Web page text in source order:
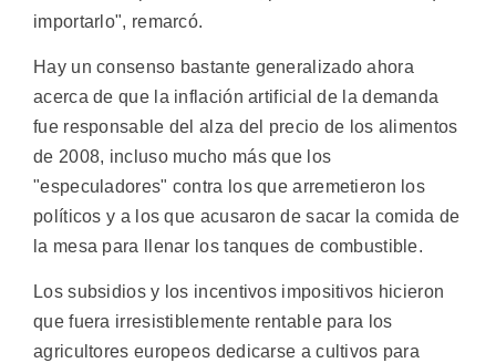
importarlo", remarcó.
Hay un consenso bastante generalizado ahora
acerca de que la inflación artificial de la demanda
fue responsable del alza del precio de los alimentos
de 2008, incluso mucho más que los
"especuladores" contra los que arremetieron los
políticos y a los que acusaron de sacar la comida de
la mesa para llenar los tanques de combustible.
Los subsidios y los incentivos impositivos hicieron
que fuera irresistiblemente rentable para los
agricultores europeos dedicarse a cultivos para